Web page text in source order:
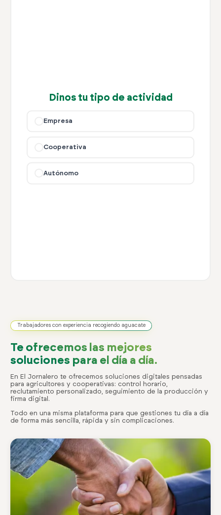
Dinos tu tipo de actividad
Empresa
Cooperativa
Autónomo
Trabajadores con experiencia recogiendo aguacate
Te ofrecemos las mejores
soluciones para el día a día.
En El Jornalero te ofrecemos soluciones digitales pensadas
para agricultores y cooperativas: control horario,
reclutamiento personalizado, seguimiento de la producción y
firma digital.
Todo en una misma plataforma para que gestiones tu día a día
de forma más sencilla, rápida y sin complicaciones.